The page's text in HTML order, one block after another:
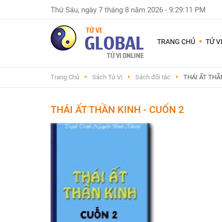
Thứ Sáu, ngày 7 tháng 8 năm 2026 - 9:29:11 PM
TRANG CHỦ TỬ VI
Trang Chủ Sách Tử Vi Sách đối tác THÁI ẤT
THÁI ẤT THẦN KINH - CUỐN 2
Dùng
Nam